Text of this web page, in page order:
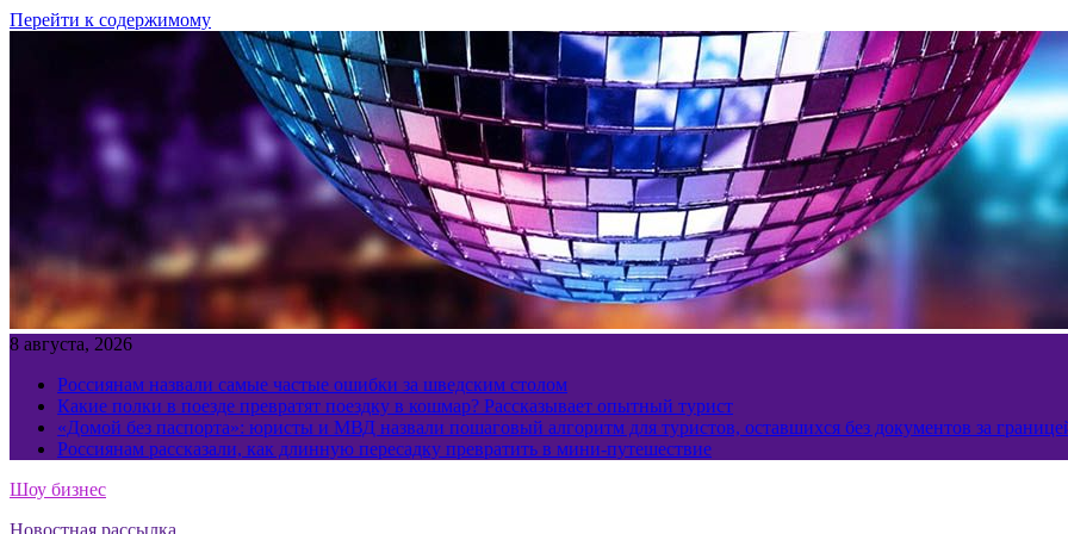
Перейти к содержимому
8 августа, 2026
Россиянам назвали самые частые ошибки за шведским столом
Какие полки в поезде превратят поездку в кошмар? Рассказывает опытный турист
«Домой без паспорта»: юристы и МВД назвали пошаговый алгоритм для туристов, оставшихся без документов за
Россиянам рассказали, как длинную пересадку превратить в мини-путешествие
Шоу бизнес
Новостная рассылка